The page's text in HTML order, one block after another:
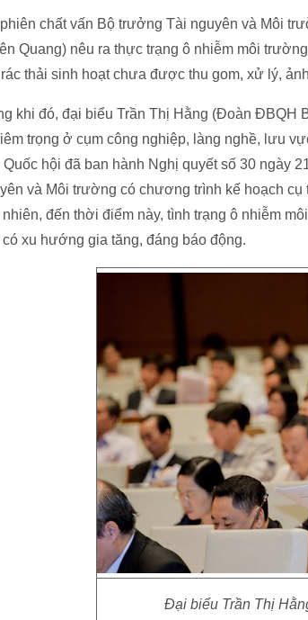
chất vấn Bộ trưởng Tài nguyên và Môi
Quang) nêu ra thực trạng ô nhiễm môi
thải sinh hoạt chưa được thu gom, xử lý,
khi đó, đại biểu Trần Thị Hằng (Đoàn ĐBQH
trọng ở cụm công nghiệp, làng nghề, lưu
Quốc hội đã ban hành Nghị quyết số 30 ngày
và Môi trường có chương trình kế hoạch
nhiên, đến thời điểm này, tình trạng ô nhiễm
có xu hướng gia tăng, đáng báo động.
Đại biểu Trần Thị